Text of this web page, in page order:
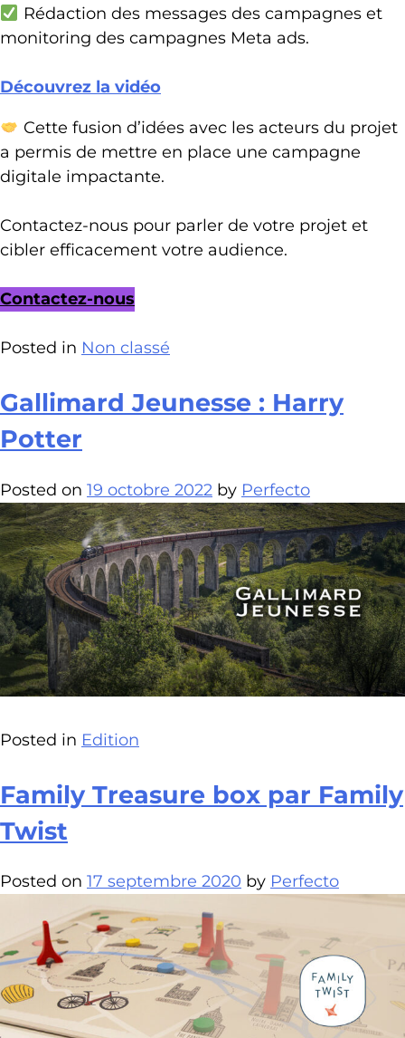
Rédaction des messages des campagnes et
monitoring des campagnes Meta ads.
Découvrez la vidéo
Cette fusion d’idées avec les acteurs du projet
a permis de mettre en place une campagne
digitale impactante.
Contactez-nous pour parler de votre projet et
cibler efficacement votre audience.
Contactez-nous
Posted in Non classé
Gallimard Jeunesse : Harry
Potter
Posted on 19 octobre 2022 by Perfecto
Posted in Edition
Family Treasure box par Family
Twist
Posted on 17 septembre 2020 by Perfecto